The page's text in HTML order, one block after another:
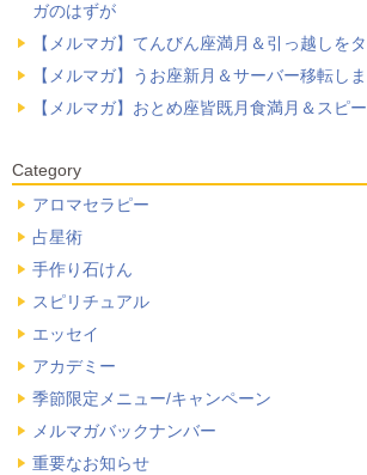
ガのはずが
【メルマガ】てんびん座満月＆引っ越しを
【メルマガ】うお座新月＆サーバー移転し
【メルマガ】おとめ座皆既月食満月＆スピ
Category
アロマセラピー
占星術
手作り石けん
スピリチュアル
エッセイ
アカデミー
季節限定メニュー/キャンペーン
メルマガバックナンバー
重要なお知らせ